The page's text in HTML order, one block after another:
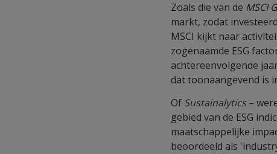
Zoals die van de MSCI
markt, zodat
MSCI kijkt naar
zogenaamde ESG
achtereenvolgende
dat toonaangevend is
Of Sustainalytics–
gebied van de ESG
maatschappelijke
beoordeeld als